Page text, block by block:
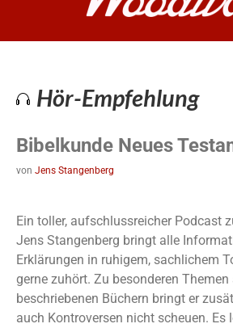
Hör-Empfehlung
Bibelkunde Neues
von Jens Stangenberg
Ein toller, aufschlussreicher Podcast
Jens Stangenberg bringt alle
Erklärungen in ruhigem, sachlichem
gerne zuhört. Zu besonderen Themen
beschriebenen Büchern bringt er
auch Kontroversen nicht scheuen. Es